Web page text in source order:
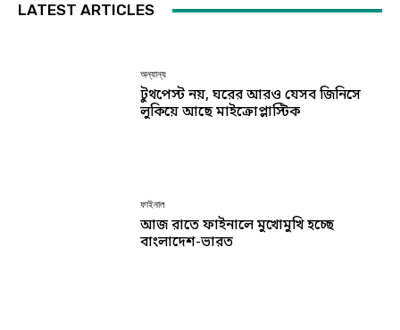
LATEST ARTICLES
অন্যান্য
টুথপেস্ট নয়, ঘরের আরও যেসব জিনিসে
লুকিয়ে আছে মাইক্রোপ্লাস্টিক
ফাইনাল
আজ রাতে ফাইনালে মুখোমুখি হচ্ছে
বাংলাদেশ-ভারত